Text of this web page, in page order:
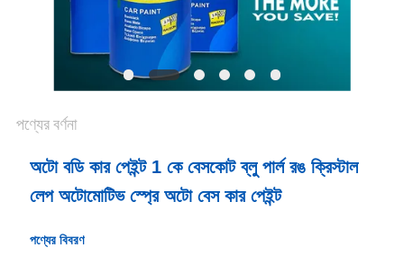
গোপনীয়তা
পণ্যের বর্ণনা
অটো বডি কার পেইন্ট 1 কে বেসকোট ব্লু পার্ল রঙ ক্রিস্টাল
লেপ অটোমোটিভ স্প্রে অটো বেস কার পেইন্ট
পণ্যের বিবরণ